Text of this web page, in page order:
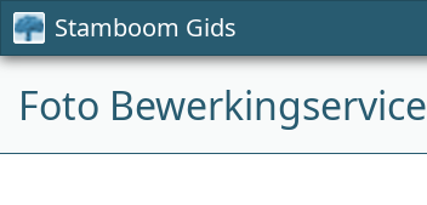
Stamboom Gids
Foto Bewerkingservice